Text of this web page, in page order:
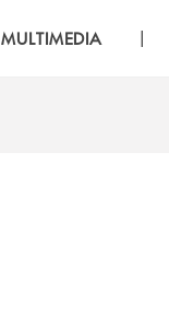
MULTIMEDIA |